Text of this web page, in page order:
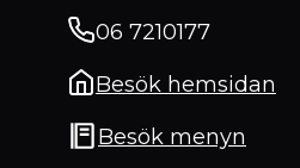
06 7210177
Besök hemsidan
Besök menyn